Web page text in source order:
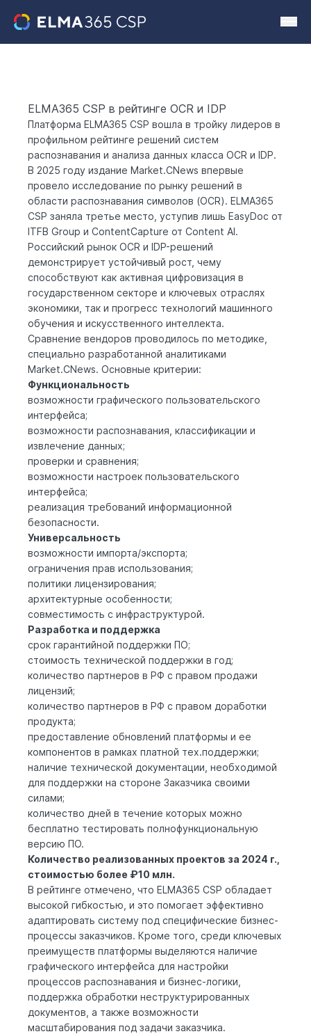
ELMA365 CSP в рейтинге OCR и IDP
Платформа ELMA365 CSP вошла в тройку лидеров в
профильном рейтинге решений систем
распознавания и анализа данных класса OCR и IDP.
В 2025 году издание Market.CNews впервые
провело исследование по рынку решений в
области распознавания символов (OCR). ELMA365
CSP заняла третье место, уступив лишь EasyDoc от
ITFB Group и ContentCapture от Content AI.
Российский рынок OCR и IDP-решений
демонстрирует устойчивый рост, чему
способствуют как активная цифровизация в
государственном секторе и ключевых отраслях
экономики, так и прогресс технологий машинного
обучения и искусственного интеллекта.
Сравнение вендоров проводилось по методике,
специально разработанной аналитиками
Market.CNews. Основные критерии:
Функциональность
возможности графического пользовательского
интерфейса;
возможности распознавания, классификации и
извлечение данных;
проверки и сравнения;
возможности настроек пользовательского
интерфейса;
реализация требований информационной
безопасности.
Универсальность
возможности импорта/экспорта;
ограничения прав использования;
политики лицензирования;
архитектурные особенности;
совместимость с инфраструктурой.
Разработка и поддержка
срок гарантийной поддержки ПО;
стоимость технической поддержки в год;
количество партнеров в РФ с правом продажи
лицензий;
количество партнеров в РФ с правом доработки
продукта;
предоставление обновлений платформы и ее
компонентов в рамках платной тех.поддержки;
наличие технической документации, необходимой
для поддержки на стороне Заказчика своими
силами;
количество дней в течение которых можно
бесплатно тестировать полнофункциональную
версию ПО.
Количество реализованных проектов за 2024 г.,
стоимостью более ₽10 млн.
В рейтинге отмечено, что ELMA365 CSP обладает
высокой гибкостью, и это помогает эффективно
адаптировать систему под специфические бизнес-
процессы заказчиков. Кроме того, среди ключевых
преимуществ платформы выделяются наличие
графического интерфейса для настройки
процессов распознавания и бизнес-логики,
поддержка обработки неструктурированных
документов, а также возможности
масштабирования под задачи заказчика.